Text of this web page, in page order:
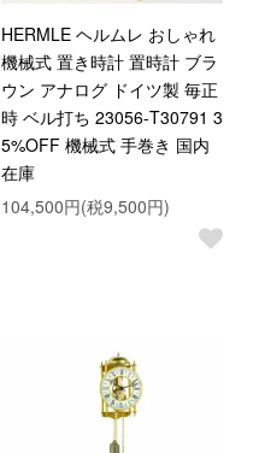
HERMLE ヘルムレ おしゃれ
機械式 置き時計 置時計 ブラ
ウン アナログ ドイツ製 毎正
時 ベル打ち 23056-T30791 3
5%OFF 機械式 手巻き 国内
在庫
104,500円(税9,500円)